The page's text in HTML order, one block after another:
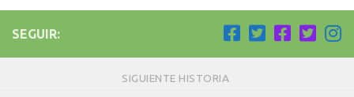
SEGUIR:
SIGUIENTE HISTORIA